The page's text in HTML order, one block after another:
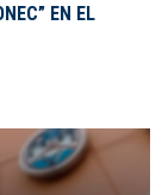
EN EL